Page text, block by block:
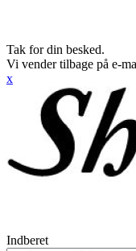
Tak for din besked.
Vi vender tilbage på e-
x
Indberet